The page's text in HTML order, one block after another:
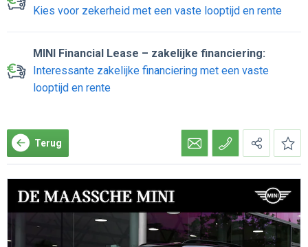
Kies voor zekerheid met een vaste looptijd en rente
MINI Financial Lease – zakelijke financiering:
Interessante zakelijke financiering met een vaste
looptijd en rente
Terug